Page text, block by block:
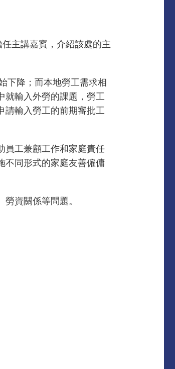
主講嘉賓，介紹該處的主
下降；而本地勞工需求相
就輸入外勞的課題，勞工
請輸入勞工的前期審批工
員工兼顧工作和家庭責任
不同形式的家庭友善僱傭
資關係等問題。